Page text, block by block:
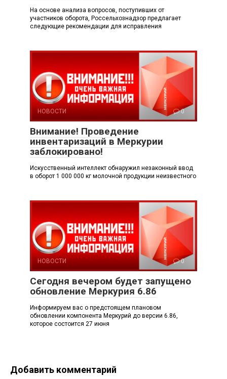
На основе анализа вопросов, поступивших от
участников оборота, Россельхознадзор предлагает
следующие рекомендации для исправления
НОВОСТИ 0
Внимание! Проведение
инвентаризаций в Меркурии
заблокировано!
Искусственный интеллект обнаружил незаконный ввод
в оборот 1 000 000 кг молочной продукции неизвестного
НОВОСТИ 0
Сегодня вечером будет запущено
обновление Меркурия 6.86
Информируем вас о предстоящем плановом
обновлении компонента Меркурий до версии 6.86,
которое состоится 27 июня
Добавить комментарий